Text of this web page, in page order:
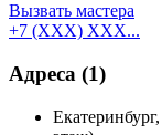
Вызвать мастера
+7 (XXX) XXX...
Адреса (1)